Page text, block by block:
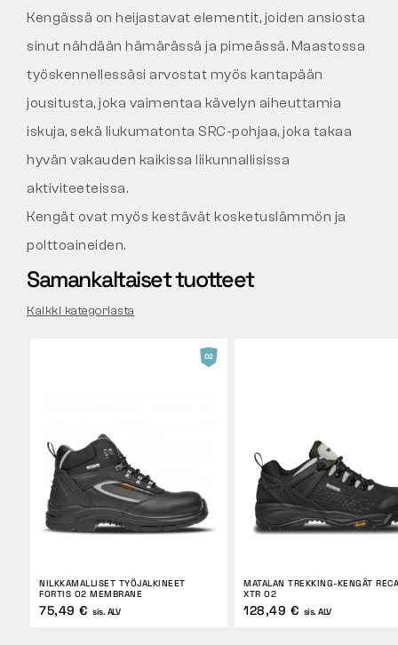
Kengässä on heijastavat elementit, joiden ansiosta
sinut nähdään hämärässä ja pimeässä. Maastossa
työskennellessäsi arvostat myös kantapään
jousitusta, joka vaimentaa kävelyn aiheuttamia
iskuja, sekä liukumatonta SRC-pohjaa, joka takaa
hyvän vakauden kaikissa liikunnallisissa
aktiviteeteissa.
Kengät ovat myös kestävät kosketuslämmön ja
polttoaineiden.
Samankaltaiset tuotteet
Kaikki kategoriasta
NILKKAMALLISET TYÖJALKINEET
FORTIS O2 MEMBRANE
75,49 € sis. ALV
MATALAN TREKKING-KENGÄT
XTR O2
128,49 € sis. ALV